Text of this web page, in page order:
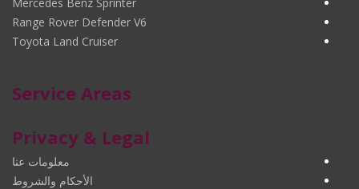
Range Rover Defender V6
Toyota Land Cruiser
Service Areas
Privacy & Legal
معلومات عنا
الأحكام والشروط